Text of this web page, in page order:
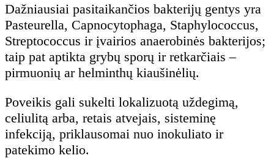
Dažniausiai pasitaikančios bakterijų gentys yra
Pasteurella, Capnocytophaga, Staphylococcus,
Streptococcus ir įvairios anaerobinės bakterijos;
taip pat aptikta grybų sporų ir retkarčiais –
pirmuonių ar helminthų kiaušinėlių.
Poveikis gali sukelti lokalizuotą uždegimą,
celiulitą arba, retais atvejais, sisteminę
infekciją, priklausomai nuo inokuliato ir
patekimo kelio.